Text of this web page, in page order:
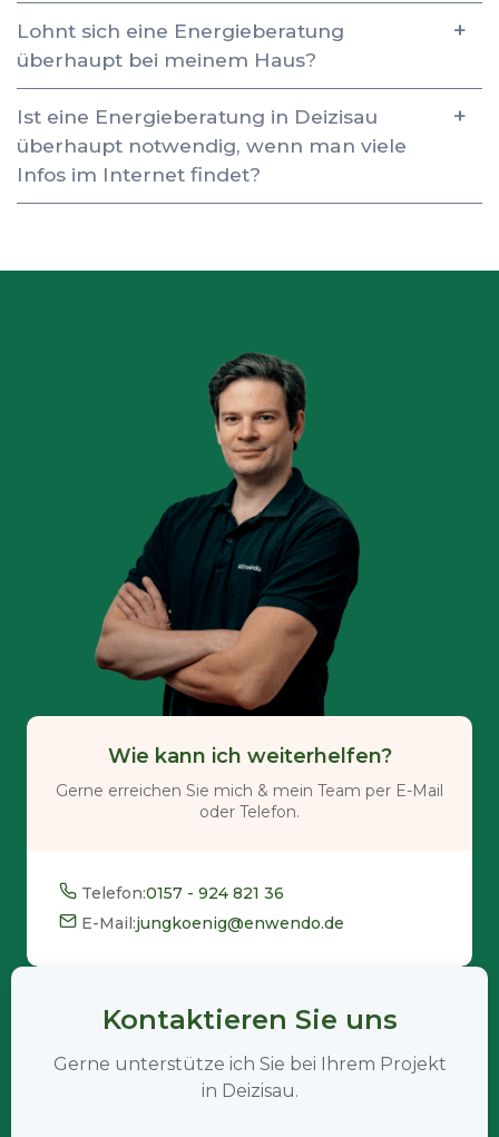
Lohnt sich eine Energieberatung
überhaupt bei meinem Haus?
Ist eine Energieberatung in Deizisau
überhaupt notwendig, wenn man viele
Infos im Internet findet?
Wie kann ich weiterhelfen?
Gerne erreichen Sie mich & mein Team per E-Mail
oder Telefon.
Telefon:0157 - 924 821 36
E-Mail:jungkoenig@enwendo.de
Kontaktieren Sie uns
Gerne unterstütze ich Sie bei Ihrem Projekt
in Deizisau.